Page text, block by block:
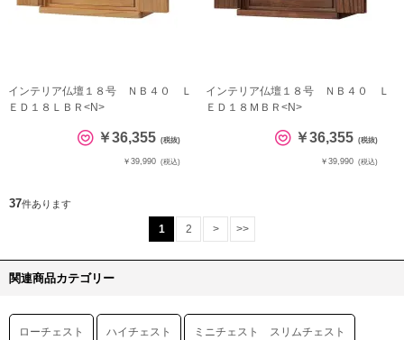
インテリア仏壇１８号 ＮＢ４０ Ｌ
ＥＤ１８ＬＢＲ<N>
￥36,355 (税抜)
￥39,990 (税込)
インテリア仏壇１８号 ＮＢ４０ Ｌ
ＥＤ１８ＭＢＲ<N>
￥36,355 (税抜)
￥39,990 (税込)
37件あります
1 2 > >>
関連商品カテゴリー
ローチェスト ハイチェスト ミニチェスト スリムチェスト